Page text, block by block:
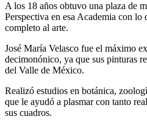
A los 18 años obtuvo una plaza de
Perspectiva en esa Academia con lo
completo al arte.
José María Velasco fue el máximo
decimonónico, ya que sus pinturas
del Valle de México.
Realizó estudios en botánica,
que le ayudó a plasmar con tanto
sus cuadros.